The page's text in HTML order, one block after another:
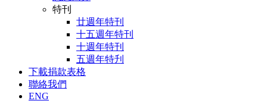
特刊
廿週年特刊
十五週年特刊
十週年特刊
五週年特刋
下載捐款表格
聯絡我們
ENG